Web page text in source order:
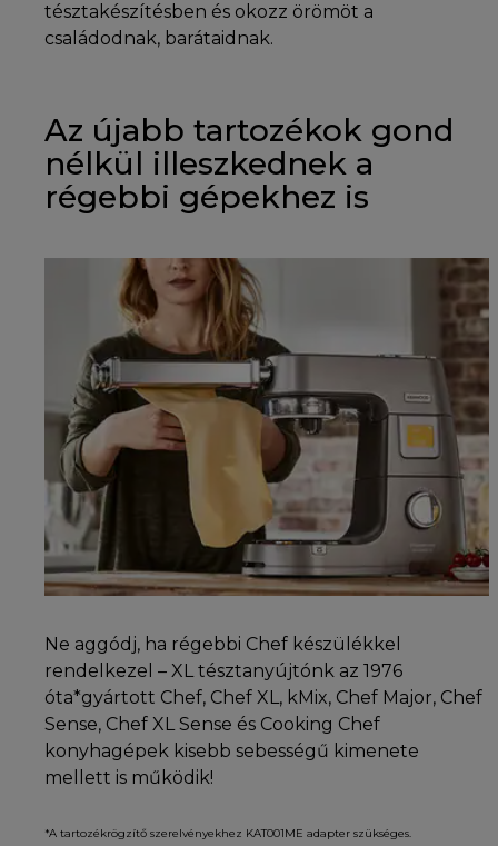
tésztakészítésben és okozz örömöt a
családodnak, barátaidnak.
Az újabb tartozékok gond
nélkül illeszkednek a
régebbi gépekhez is
Ne aggódj, ha régebbi Chef készülékkel
rendelkezel – XL tésztanyújtónk az 1976
óta*gyártott Chef, Chef XL, kMix, Chef Major, Chef
Sense, Chef XL Sense és Cooking Chef
konyhagépek kisebb sebességű kimenete
mellett is működik!
*A tartozékrögzítő szerelvényekhez KAT001ME adapter szükséges.